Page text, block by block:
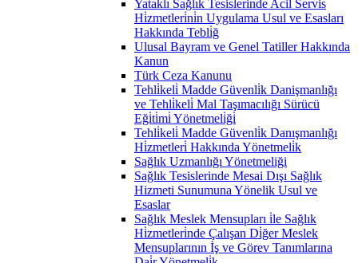
Yataklı Sağlık Tesi̇sleri̇nde Aci̇l Servi̇s
Hi̇zmetleri̇ni̇n Uygulama Usul ve Esasları
Hakkında Tebli̇ğ
Ulusal Bayram ve Genel Tatiller Hakkında
Kanun
Türk Ceza Kanunu
Tehli̇keli̇ Madde Güvenli̇k Danişmanlığı
ve Tehli̇keli̇ Mal Taşımacılığı Sürücü
Eği̇ti̇mi̇ Yönetmeli̇ği̇
Tehli̇keli̇ Madde Güvenli̇k Danışmanlığı
Hi̇zmetleri̇ Hakkında Yönetmeli̇k
Sağlık Uzmanlığı Yönetmeliği
Sağlık Tesislerinde Mesai Dışı Sağlık
Hizmeti Sunumuna Yönelik Usul ve
Esaslar
Sağlık Meslek Mensupları i̇le Sağlık
Hi̇zmetleri̇nde Çalışan Di̇ğer Meslek
Mensuplarının İş ve Görev Tanımlarına